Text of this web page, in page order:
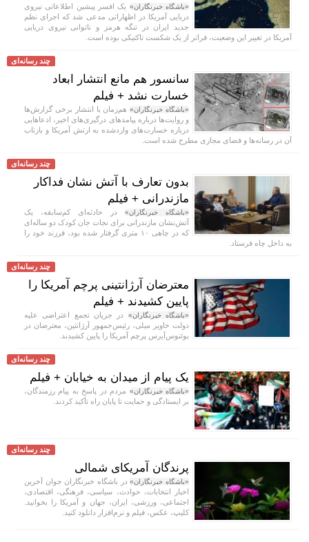
«باشگاه خبرنگاران» یک افسر پیشین اطلاعاتی نیروی
دریایی آمریکا در اظهاراتی مدعی شد که اجرای نظم
جدید ایران در تنگه هرمز و ناتوانی نیروی دریایی
آمریکا در تغییر این وضعیت، فراتر از یک شکست تاکتیکی بوده است.
چند رسانه‌ای
سانسور هم مانع انتشار ابعاد
خسارت نشد + فیلم
«باشگاه خبرنگاران»هم‌زمان با انتشار برخی گزارش‌ها
و روایت‌ها درباره پیامد‌های درگیری‌های اخیر، ادعا‌هایی
درباره خسارت‌های واردشده به ارتش آمریکا و بازتاب
آن در رسانه‌ها و فضای مجازی مطرح شده است.
چند رسانه‌ای
بدون تعارف با آتش نشان فداکار
مازندرانی + فیلم
«باشگاه خبرنگاران» در حادثه‌ای کم‌سابقه، یک
آتش‌نشان مازندرانی برای نجات جان کودک دو ساله‌ای
که در چاهی ۱۰ متری گرفتار شده بود، فرزند خود را
به داخل چاه فرستاد.
چند رسانه‌ای
معترضان آرژانتینی پرچم آمریکا را
پایین کشیدند + فیلم
«باشگاه خبرنگاران» در جریان تجمع اعتراضی علیه
دولت خاویر میلی، رئیس‌جمهور آرژانتین، معترضان در
بوئنوس‌آیرس پرچم آمریکا را پایین کشیدند.
چند رسانه‌ای
یک پیام از میدان به خیابان + فیلم
«باشگاه خبرنگاران» مردم در پاسخ به پیام رزمندگان،
بر ایستادگی و حمایت تا پایان راه تأکید کردند.
چند رسانه‌ای
پرندگان آمریکای شمالی
«باشگاه خبرنگاران»در باشگاه خبرنگاران جوان آخرین
اخبار انتخابات، حوادث، سیاسی، فرهنگی، اقتصادی،
اجتماعی، ورزشی، ایران، جهان و آمریکا را بخوانید.
کلیپ، عکس، فیلم و نرم‌افزار دانلود کنید.